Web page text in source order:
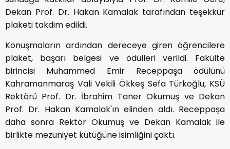
Dekan Prof. Dr. Hakan Kamalak tarafından teşekkür
plaketi takdim edildi.
Konuşmaların ardından dereceye giren öğrencilere
plaket, başarı belgesi ve ödülleri verildi. Fakülte
birincisi Muhammed Emir Receppaşa ödülünü
Kahramanmaraş Vali Vekili Ökkeş Sefa Türkoğlu, KSÜ
Rektörü Prof. Dr. İbrahim Taner Okumuş ve Dekan
Prof. Dr. Hakan Kamalak'ın elinden aldı. Receppaşa
daha sonra Rektör Okumuş ve Dekan Kamalak ile
birlikte mezuniyet kütüğüne isimliğini çaktı.